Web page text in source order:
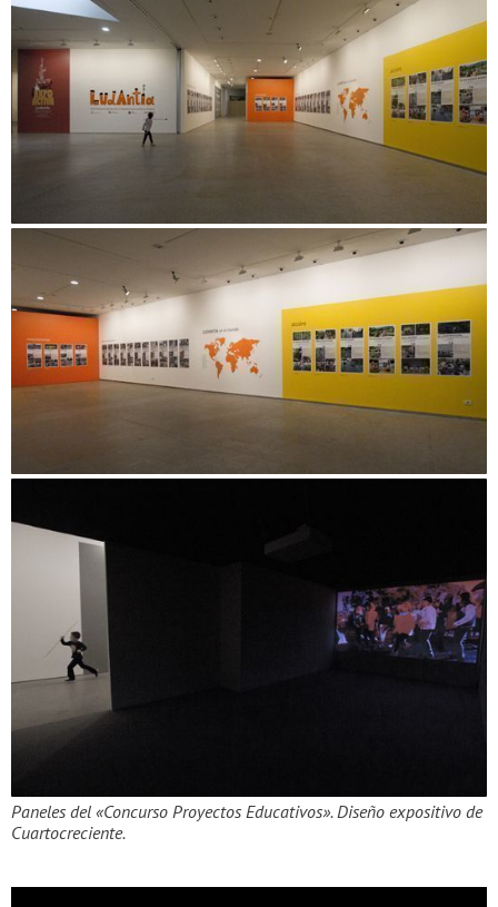
Paneles del «Concurso Proyectos Educativos». Diseño expositivo de
Cuartocreciente.